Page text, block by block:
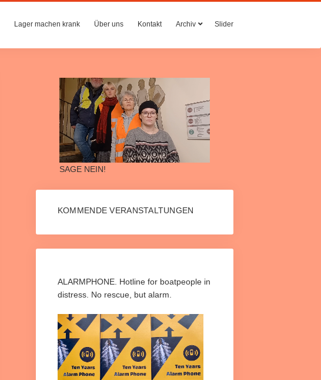
Lager machen krank Über uns Kontakt Archiv Slider
SAGE NEIN!
KOMMENDE VERANSTALTUNGEN
ALARMPHONE. Hotline for boatpeople in
distress. No rescue, but alarm.